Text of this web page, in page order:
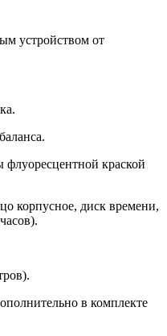
устройством от
краской
корпусное, диск времени,
в комплекте